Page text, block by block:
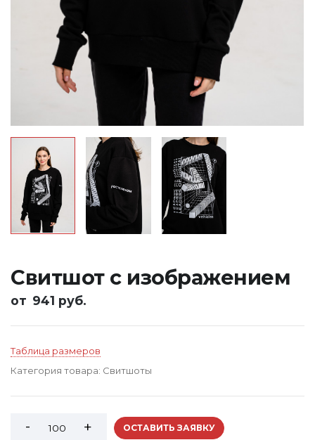
Свитшот с изображением
от 941 руб.
Таблица размеров
Категория товара: Свитшоты
ОСТАВИТЬ ЗАЯВКУ